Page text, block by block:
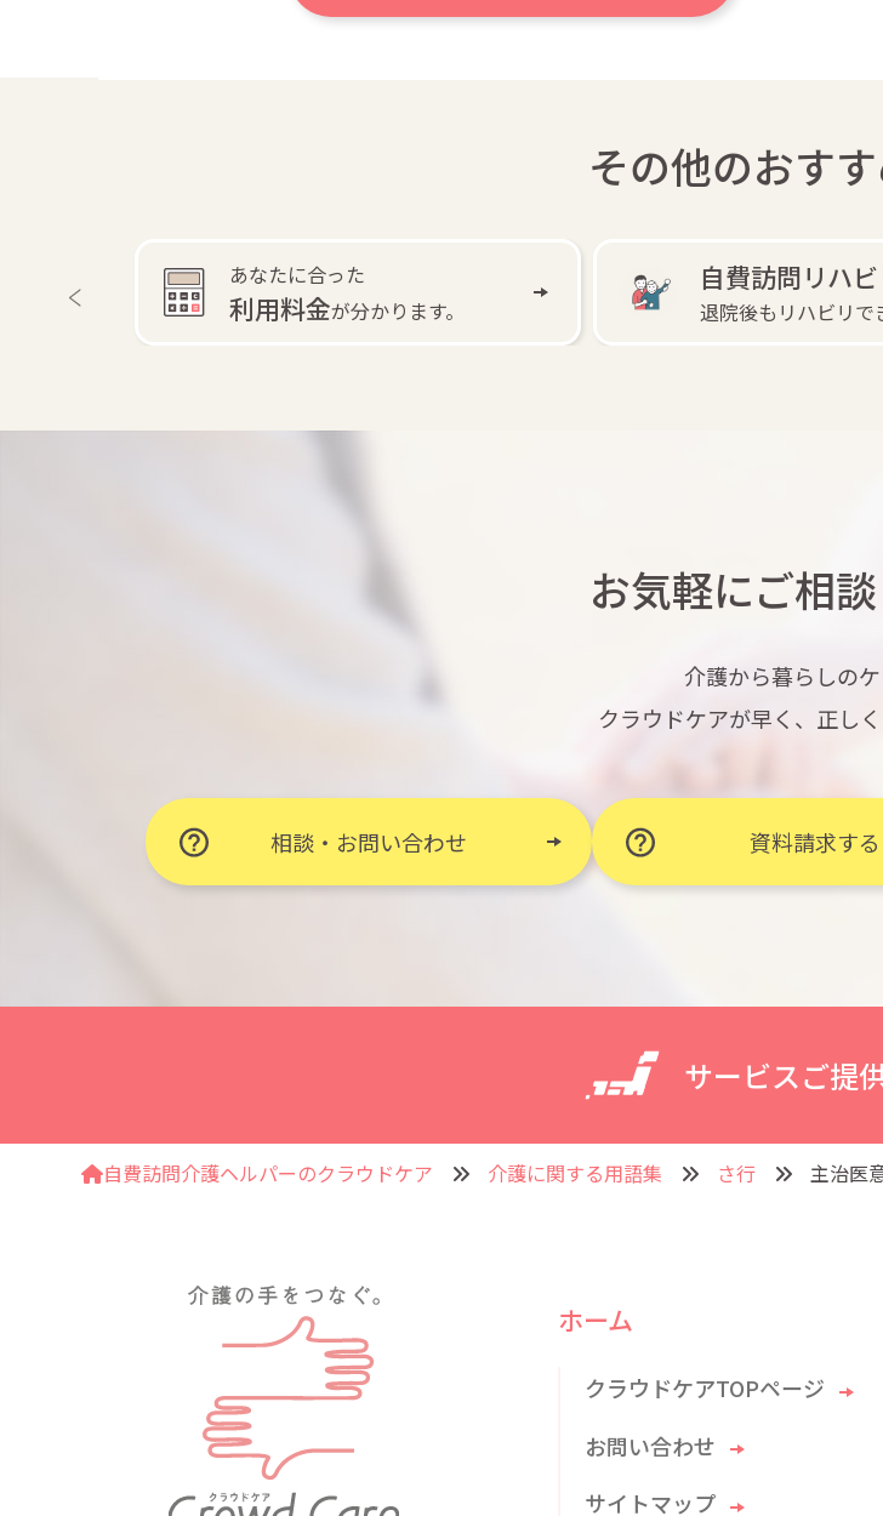
その他のおす
あなたに合った
利用料金が分かります。
自費訪問リハビ
退院後もリハビリで
お気軽にご相
介護から暮らしの
クラウドケアが早く、正しく
相談・お問い合わせ 資料請求する
サービスご提
自費訪問介護ヘルパーのクラウドケア 介護に関する用語集 さ行 主治医
ホーム
クラウドケアTOPページ
お問い合わせ
サイトマップ